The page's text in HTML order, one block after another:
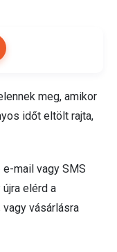
meg, amikor
időt eltölt rajta,
mail vagy SMS
elérd a
vásárlásra